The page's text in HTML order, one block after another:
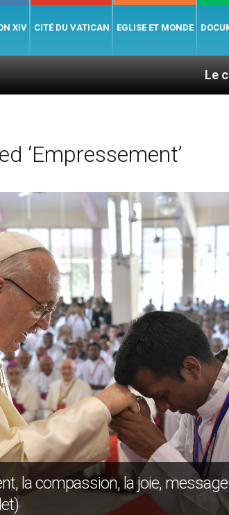
XIV CITÉ DU VATICAN EGLISE ET MONDE
Le cardinal
‘empressement’
la compassion, la joie,